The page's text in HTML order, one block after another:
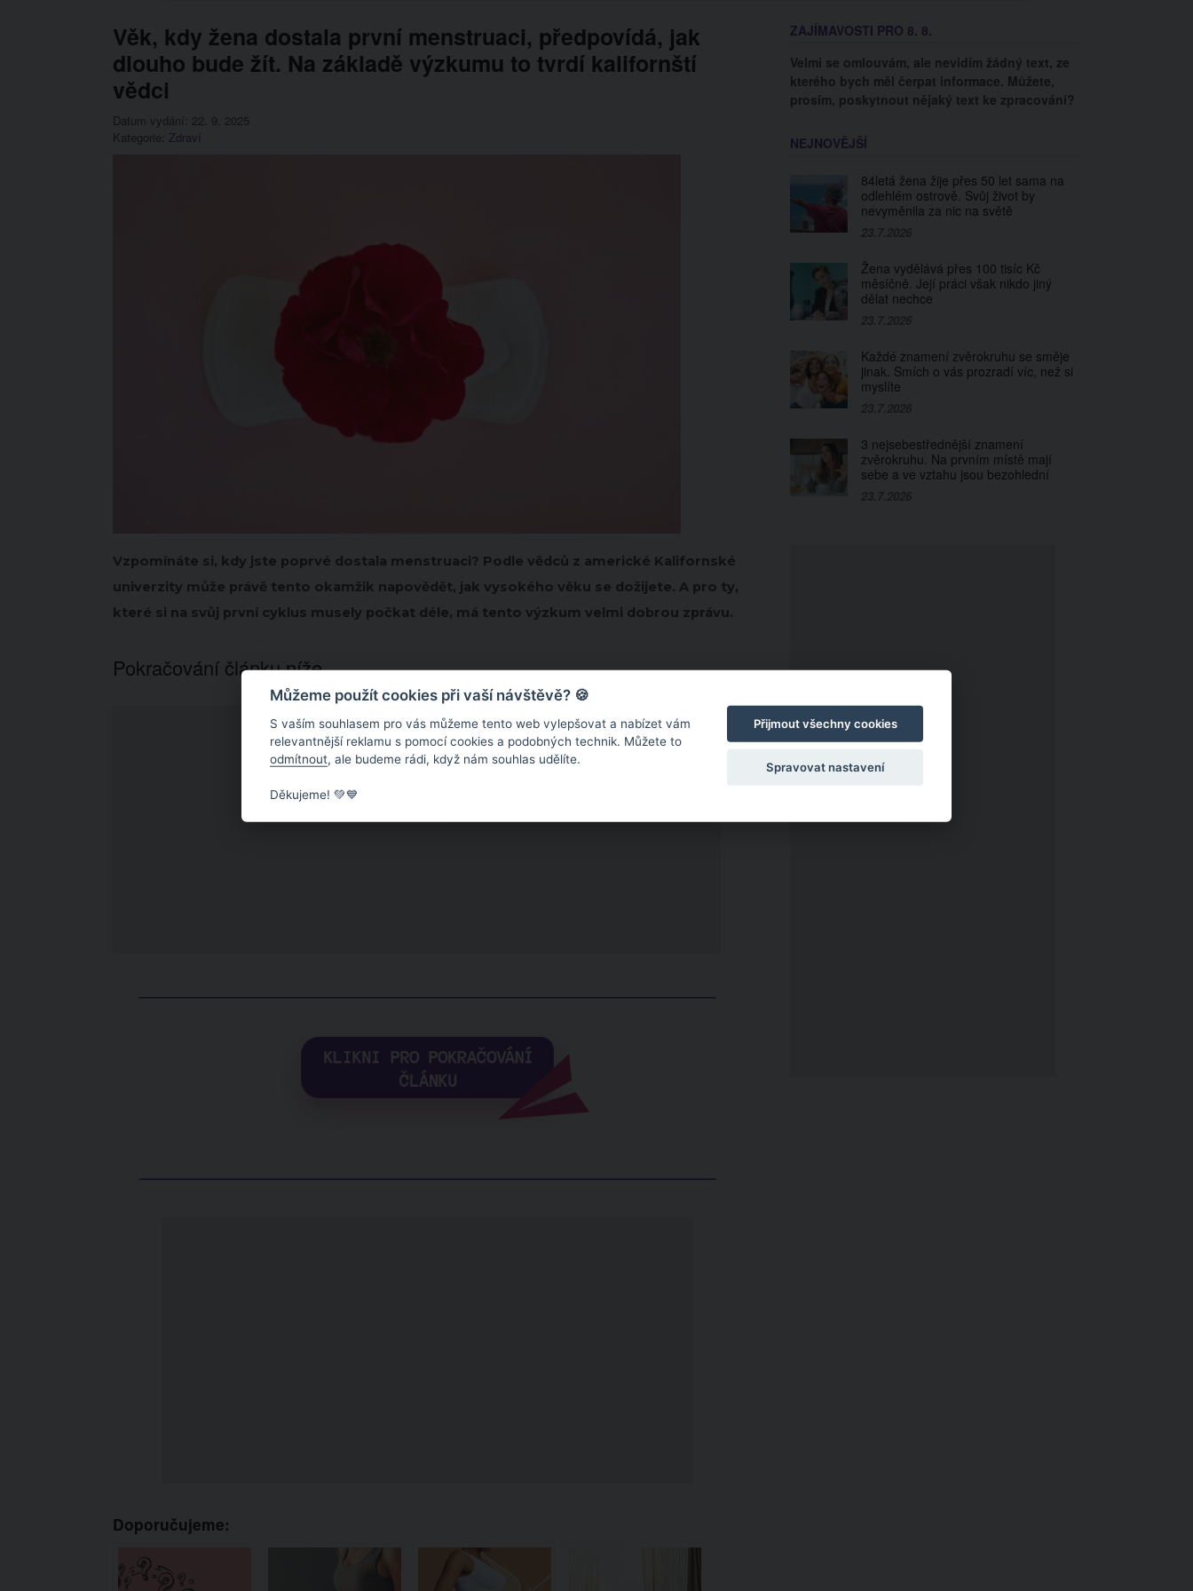
Věk, kdy žena dostala první menstruaci, předpovídá, jak
dlouho bude žít. Na základě výzkumu to tvrdí kalifornští
vědci
Datum vydání: 22. 9. 2025
Kategorie: Zdraví
Vzpomínáte si, kdy jste poprvé dostala menstruaci? Podle vědců z americké Kalifornské
univerzity může právě tento okamžik napovědět, jak vysokého věku se dožijete. A pro ty,
které si na svůj první cyklus musely počkat déle, má tento výzkum velmi dobrou zprávu.
Pokračování článku níže...
Doporučujeme:
ZAJÍMAVOSTI PRO 8. 8.
Velmi se omlouvám, ale nevidím žádný text, ze
kterého bych měl čerpat informace. Můžete,
prosím, poskytnout nějaký text ke zpracování?
NEJNOVĚJŠÍ
84letá žena žije přes 50 let sama na
odlehlém ostrově. Svůj život by
nevyměnila za nic na světě
Žena vydělává přes 100 tisíc Kč
měsíčně. Její práci však nikdo jiný
dělat nechce
Každé znamení zvěrokruhu se směje
jinak. Smích o vás prozradí víc, než si
myslíte
3 nejsebestřednější znamení
zvěrokruhu. Na prvním místě mají
sebe a ve vztahu jsou bezohlední
Můžeme použít cookies při vaší návštěvě? 🍪
S vaším souhlasem pro vás můžeme tento web vylepšovat a nabízet vám
relevantnější reklamu s pomocí cookies a podobných technik. Můžete to
odmítnout, ale budeme rádi, když nám souhlas udělíte.
Děkujeme! 💚💙
Přijmout všechny cookies
Spravovat nastavení